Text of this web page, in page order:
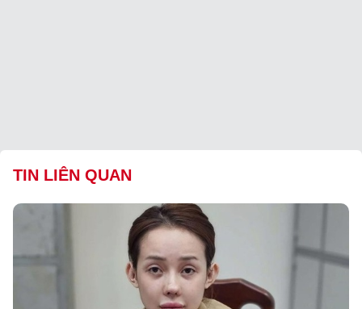
TIN LIÊN QUAN